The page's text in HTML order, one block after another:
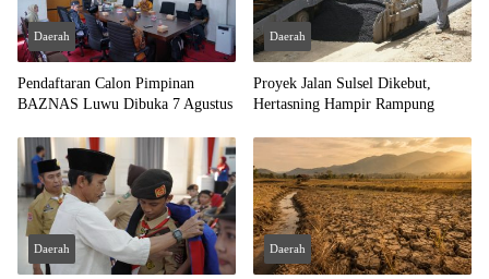
Daerah
Pendaftaran Calon Pimpinan
BAZNAS Luwu Dibuka 7 Agustus
Daerah
Proyek Jalan Sulsel Dikebut,
Hertasning Hampir Rampung
Daerah Daerah